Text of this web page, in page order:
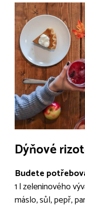
Dýňové
Budete
1 l zeleninového
máslo, sůl, pepř,